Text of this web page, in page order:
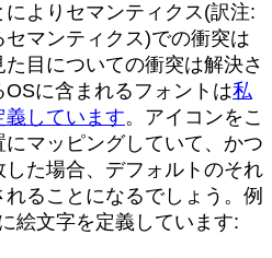
よりセマンティクス(訳注:
マンティクス)での衝突は
目についての衝突は解決さ
に含まれるフォントは私
義しています。アイコンをこ
マッピングしていて、かつ
た場合、デフォルトのそれ
ることになるでしょう。例
絵文字を定義しています: